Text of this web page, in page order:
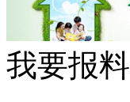
我要报料